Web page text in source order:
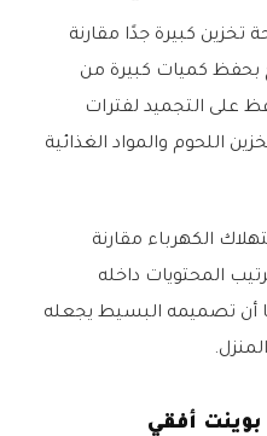
تخزين كبيرة جدًا مقارنة
بحفظ كميات كبيرة من
على التجميد لفترات
اللحوم والمواد الغذائية
الكهرباء مقارنة
المحتويات داخله
أن تصميمه البسيط يجعله
أفقي